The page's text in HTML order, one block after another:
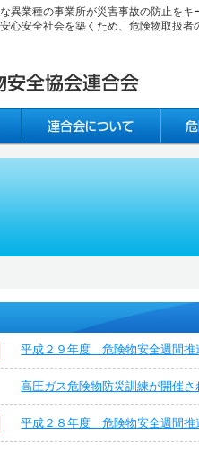
異業種の事業所が災害事故の防止を
心安全社会を築くため、危険物取扱
平成２９年度 危険物安全週間推
高圧ガス危険物防災訓練が開催さ
平成２８年度 危険物安全週間推